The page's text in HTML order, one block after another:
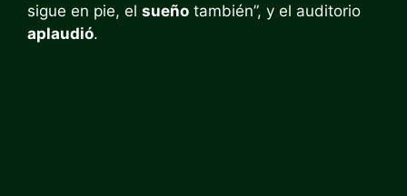
sigue en pie, el sueño también”, y el auditorio
aplaudió.